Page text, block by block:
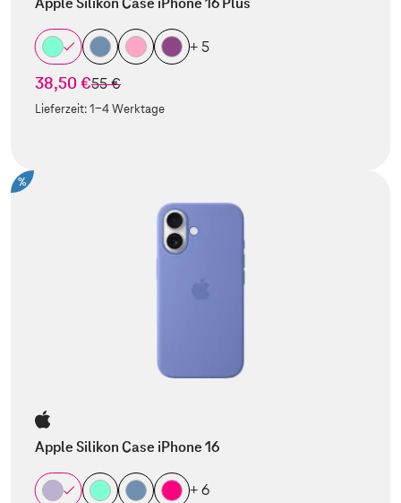
+ 5
38,50 €statt
55 €
Lieferzeit:1-4 Werktage
%
Apple Silikon Case iPhone 16
+ 6